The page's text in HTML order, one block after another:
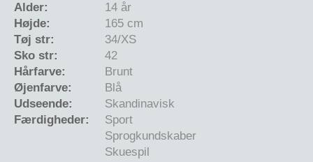
Alder:
14 år
Højde:
165 cm
Tøj str:
34/XS
Sko str:
42
Hårfarve:
Brunt
Øjenfarve:
Blå
Udseende:
Skandinavisk
Færdigheder:
Sport
Sprogkundskaber
Skuespil